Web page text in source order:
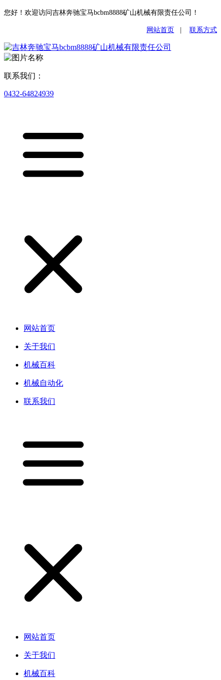
您好！欢迎访问吉林奔驰宝马bcbm8888矿山机械有限责任公司！
网站首页 联系方式
联系我们：
0432-64824939
网站首页
关于我们
机械百科
机械自动化
联系我们
网站首页
关于我们
机械百科